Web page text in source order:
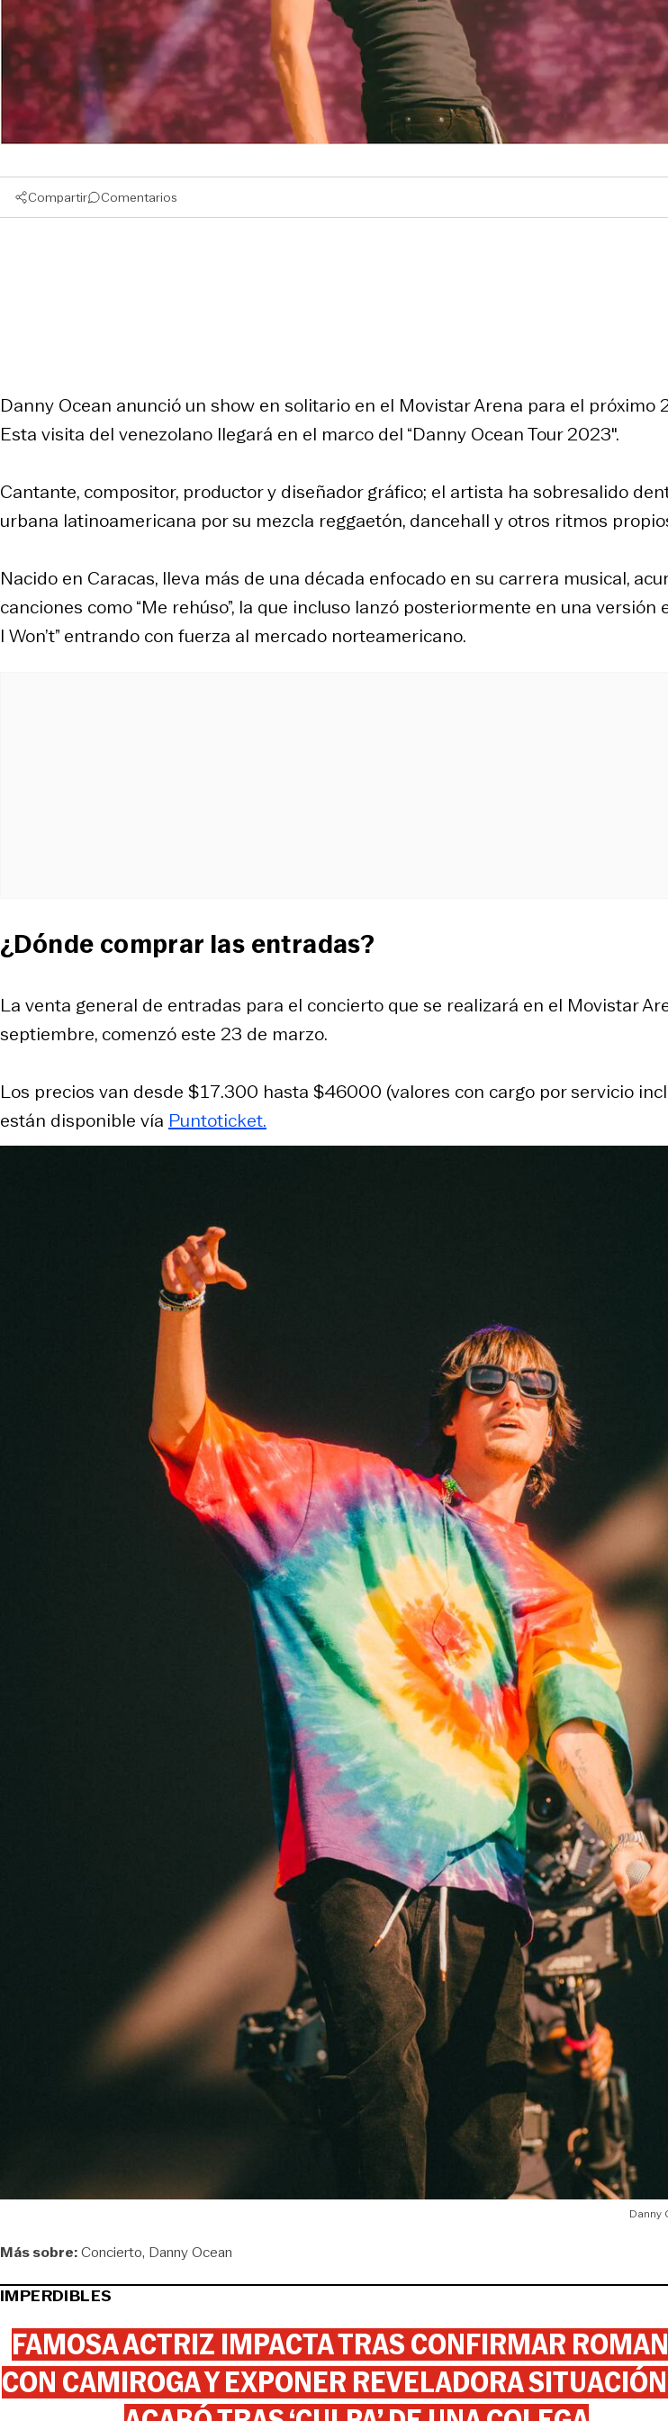
Compartir Comentarios
Danny Ocean anunció un show en solitario en el Movistar Arena para el próximo
Esta visita del venezolano llegará en el marco del “Danny Ocean Tour 2023″.
Cantante, compositor, productor y diseñador gráfico; el artista ha sobresalido
urbana latinoamericana por su mezcla reggaetón, dancehall y otros ritmos
Nacido en Caracas, lleva más de una década enfocado en su carrera musical,
canciones como “Me rehúso”, la que incluso lanzó posteriormente en una versión
I Won’t” entrando con fuerza al mercado norteamericano.
¿Dónde comprar las entradas?
La venta general de entradas para el concierto que se realizará en el Movistar
septiembre, comenzó este 23 de marzo.
Los precios van desde $17.300 hasta $46000 (valores con cargo por servicio
están disponible vía Puntoticket.
Danny
Más sobre:Concierto Danny Ocean
IMPERDIBLES
FAMOSA ACTRIZ IMPACTA TRAS CONFIRMAR
CON CAMIROGA Y EXPONER REVELADORA